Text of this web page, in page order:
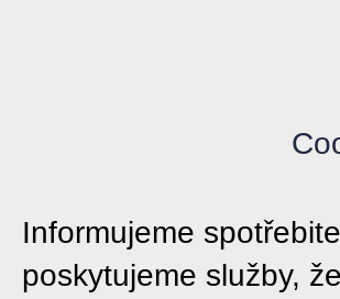
Informujeme
poskytujeme služby,